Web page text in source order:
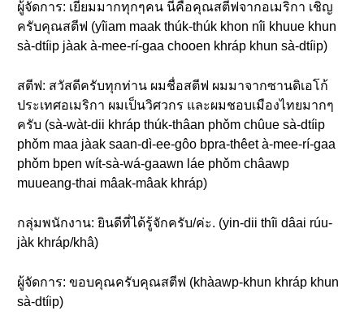
ผู้จัดการ: เยี่ยมมากทุกๆคน นี่คือคุณสตีฟจากอเมริกา เชิญ
ครับคุณสตีฟ (yîiam maak thúk-thúk khon nîi khuue khun
sà-dtíip jàak à-mee-rí-gaa chooen khráp khun sà-dtíip)
สตีฟ: สวัสดีครับทุกท่าน ผมชื่อสตีฟ ผมมาจากซานดิเอโก้
ประเทศอเมริกา ผมเป็นวิศวกร และผมชอบเมืองไทยมากๆ
ครับ (sà-wàt-dii khráp thúk-thâan phǒm chûue sà-dtíip
phǒm maa jàak saan-dì-ee-gôo bpra-thêet à-mee-rí-gaa
phǒm bpen wít-sà-wá-gaawn láe phǒm châawp
muueang-thai mâak-mâak khráp)
กลุ่มพนักงาน: ยินดีที่ได้รู้จักครับ/ค่ะ. (yin-dii thîi dâai rúu-
jàk khráp/khâ)
ผู้จัดการ: ขอบคุณครับคุณสตีฟ (khàawp-khun khráp khun
sà-dtíip)